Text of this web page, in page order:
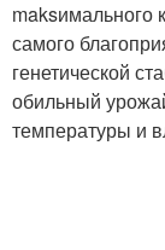
maksимального
самого
генетической
обильный
температуры и